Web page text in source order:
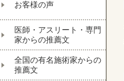
お客様の声
医師・アスリート・専門
家からの推薦文
全国の有名施術家からの
推薦文